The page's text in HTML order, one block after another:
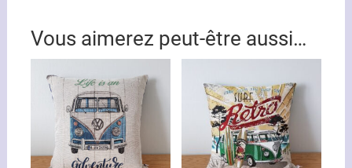
Vous aimerez peut-être aussi…